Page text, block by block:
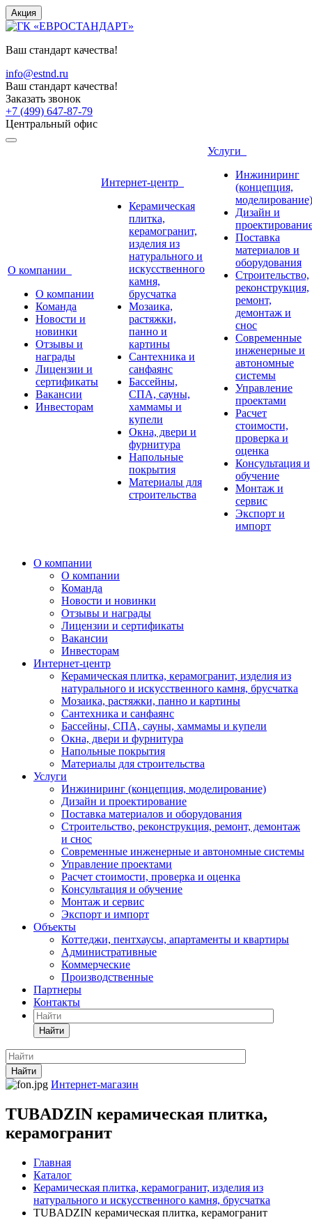
Акция
Ваш стандарт качества!
info@estnd.ru
Ваш стандарт качества!
Заказать звонок
+7 (499) 647-87-79
Центральный офис
О компании
О компании
Команда
Новости и
новинки
Отзывы и
награды
Лицензии и
сертификаты
Вакансии
Инвесторам
Интернет-центр
Керамическая
плитка,
керамогранит,
изделия из
натурального и
искусственного
камня,
брусчатка
Мозаика,
растяжки,
панно и
картины
Сантехника и
санфаянс
Бассейны,
СПА, сауны,
хаммамы и
купели
Окна, двери и
фурнитура
Напольные
покрытия
Материалы для
строительства
Услуги
Инжиниринг
(концепция,
моделирование)
Дизайн и
Поставка
материалов и
оборудования
Строительство,
реконструкция,
ремонт,
демонтаж и
снос
Современные
инженерные и
автономные
системы
Управление
проектами
Расчет
стоимости,
проверка и
оценка
Консультация и
обучение
Монтаж и
сервис
Экспорт и
импорт
О компании
О компании
Команда
Новости и новинки
Отзывы и награды
Лицензии и сертификаты
Вакансии
Инвесторам
Интернет-центр
Керамическая плитка, керамогранит, изделия из
натурального и искусственного камня, брусчатка
Мозаика, растяжки, панно и картины
Сантехника и санфаянс
Бассейны, СПА, сауны, хаммамы и купели
Окна, двери и фурнитура
Напольные покрытия
Материалы для строительства
Услуги
Инжиниринг (концепция, моделирование)
Дизайн и проектирование
Поставка материалов и оборудования
Строительство, реконструкция, ремонт, демонтаж
и снос
Современные инженерные и автономные системы
Управление проектами
Расчет стоимости, проверка и оценка
Консультация и обучение
Монтаж и сервис
Экспорт и импорт
Объекты
Коттеджи, пентхаусы, апартаменты и квартиры
Административные
Коммерческие
Производственные
Партнеры
Контакты
Найти
Найти
Интернет-магазин
TUBADZIN керамическая плитка,
керамогранит
Главная
Каталог
Керамическая плитка, керамогранит, изделия из
натурального и искусственного камня, брусчатка
TUBADZIN керамическая плитка, керамогранит